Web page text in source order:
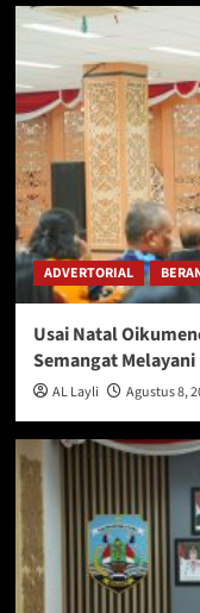
ADVERTORIAL
Usai Natal
Semangat Melayani
AL Layli Agustus 8,